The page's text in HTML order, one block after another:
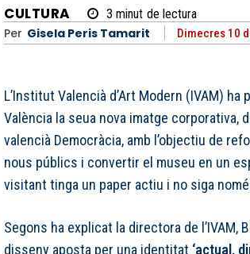
CULTURA 3 minut de lectura
Per Gisela Peris Tamarit Dimecres 10
L’Institut Valencià d’Art Modern (IVAM)
València la seua nova imatge corporativa,
valencià Democràcia, amb l’objectiu de
nous públics i convertir el museu en un
visitant tinga un paper actiu i no siga
Segons ha explicat la directora de l’IVAM,
disseny aposta per una identitat ‘actual,